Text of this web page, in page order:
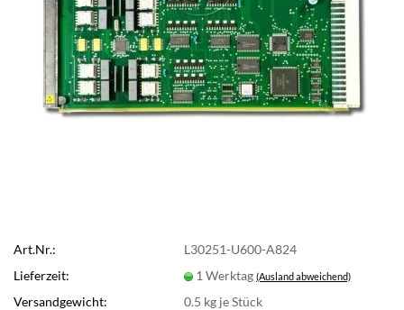
Art.Nr.:
L30251-U600-A824
Lieferzeit:
1 Werktag(Ausland abweichend)
Versandgewicht: 0.5 kg je Stück